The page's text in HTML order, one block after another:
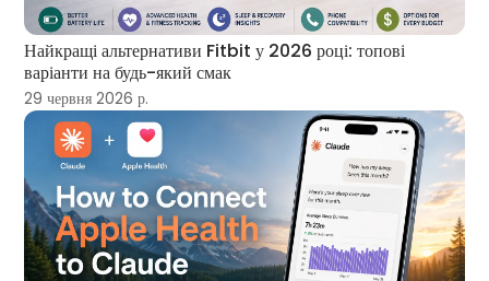
Найкращі альтернативи Fitbit у 2026 році: топові
варіанти на будь-який смак
29 червня 2026 р.